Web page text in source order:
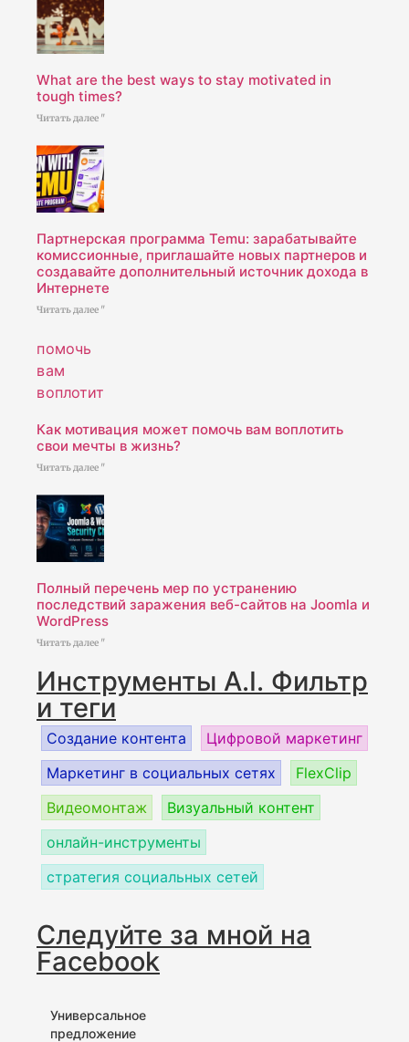
What are the best ways to stay motivated in
tough times?
Читать далее "
Партнерская программа Temu: зарабатывайте
комиссионные, приглашайте новых партнеров и
создавайте дополнительный источник дохода в
Интернете
Читать далее "
Как мотивация может помочь вам воплотить
свои мечты в жизнь?
Читать далее "
Полный перечень мер по устранению
последствий заражения веб-сайтов на Joomla и
WordPress
Читать далее "
Инструменты A.I. Фильтр
и теги
Создание контента
Цифровой маркетинг
Маркетинг в социальных сетях
FlexClip
Видеомонтаж
Визуальный контент
онлайн-инструменты
стратегия социальных сетей
Следуйте за мной на
Facebook
Универсальное
предложение